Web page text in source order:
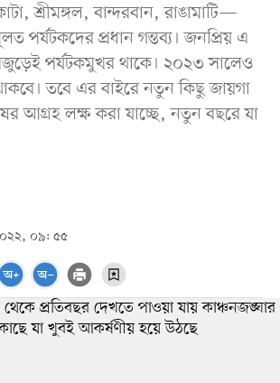
শ্রীমঙ্গল, বান্দরবান, রাঙামাটি—
পর্যটকদের প্রধান গন্তব্য। জনপ্রিয় এ
পর্যটকমুখর থাকে। ২০২৩ সালেও
তবে এর বাইরে নতুন কিছু জায়গা
আগ্রহ লক্ষ করা যাচ্ছে, নতুন বছরে যা
০৯: ৫৫